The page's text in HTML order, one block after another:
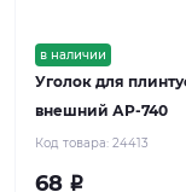
в наличии
Уголок для
внешний АР-740
Код товара: 24413
68 Р